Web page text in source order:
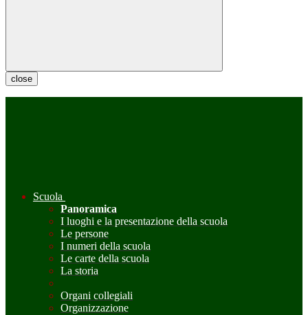
close
Scuola
Panoramica
I luoghi e la presentazione della scuola
Le persone
I numeri della scuola
Le carte della scuola
La storia
Organi collegiali
Organizzazione